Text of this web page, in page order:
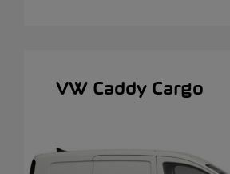
VW Caddy Cargo